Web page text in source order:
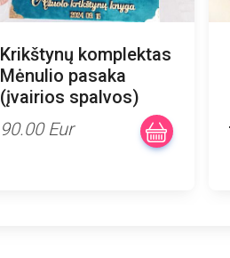
Krikštynų komplektas
Mėnulio pasaka
(įvairios spalvos)
90.00 Eur